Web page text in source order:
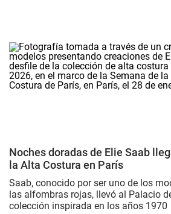
Noches doradas de Elie Saab
la Alta Costura en París
Saab, conocido por ser uno de los
las alfombras rojas, llevó al Palacio
colección inspirada en los años 1970